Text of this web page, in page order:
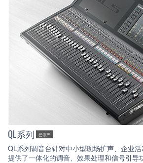
QL系列 已停产
QL系列调音台针对中小型现场扩声、企业活
提供了一体化的调音、效果处理和信号引导